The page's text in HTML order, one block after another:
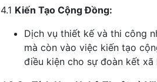
4.1 Kiến Tạo Cộng Đồng:
Dịch vụ thiết kế và thi công
mà còn vào việc kiến tạo
điều kiện cho sự đoàn kết xã